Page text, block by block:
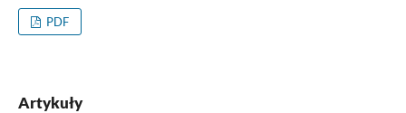
PDF
Artykuły